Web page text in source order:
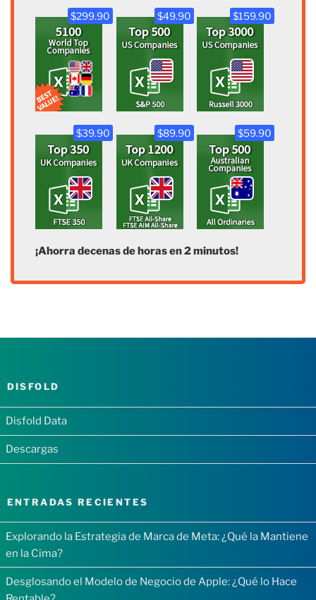
$299.90 $49.90 $159.90
$39.90 $89.90 $59.90
¡Ahorra decenas de horas en 2 minutos!
DISFOLD
Disfold Data
Descargas
ENTRADAS RECIENTES
Explorando la Estrategia de Marca de Meta: ¿Qué la Mantiene
en la Cima?
Desglosando el Modelo de Negocio de Apple: ¿Qué lo Hace